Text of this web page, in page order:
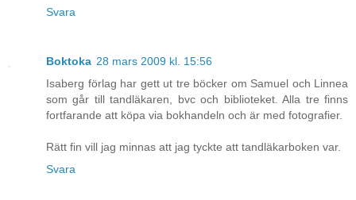
Svara
Boktoka 28 mars 2009 kl. 15:56
Isaberg förlag har gett ut tre böcker om Samuel och Linnea
som går till tandläkaren, bvc och biblioteket. Alla tre finns
fortfarande att köpa via bokhandeln och är med fotografier.
Rätt fin vill jag minnas att jag tyckte att tandläkarboken var.
Svara